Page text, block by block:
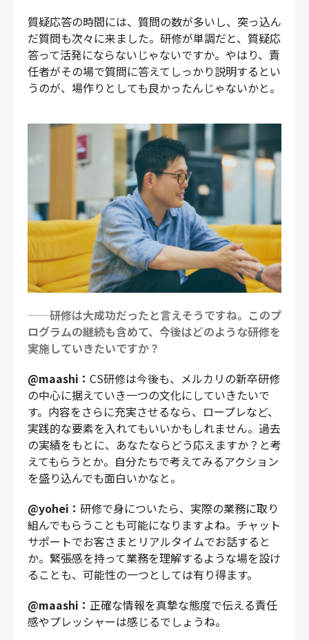
質疑応答の時間には、質問の数が多いし、突っ込ん
だ質問も次々に来ました。研修が単調だと、質疑応
答って活発にならないじゃないですか。やはり、責
任者がその場で質問に答えてしっかり説明するとい
うのが、場作りとしても良かったんじゃないかと。
——研修は大成功だったと言えそうですね。このプ
ログラムの継続も含めて、今後はどのような研修を
実施していきたいですか？
@maashi： CS研修は今後も、メルカリの新卒研修
の中心に据えていき一つの文化にしていきたいで
す。内容をさらに充実させるなら、ロープレなど、
実践的な要素を入れてもいいかもしれません。過去
の実績をもとに、あなたならどう応えますか？と考
えてもらうとか。自分たちで考えてみるアクション
を盛り込んでも面白いかなと。
@yohei： 研修で身についたら、実際の業務に取り
組んでもらうことも可能になりますよね。チャット
サポートでお客さまとリアルタイムでお話すると
か。緊張感を持って業務を理解するような場を設け
ることも、可能性の一つとしては有り得ます。
@maashi： 正確な情報を真摯な態度で伝える責任
感やプレッシャーは感じるでしょうね。